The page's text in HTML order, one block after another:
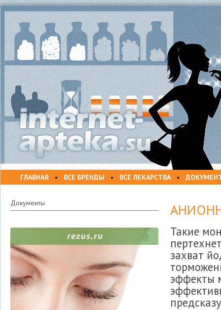
ГЛАВНАЯ • ВСЕ БРЕНДЫ • ВСЕ ЛЕКАРСТВА•
Документы
Такие
захват
эффекты